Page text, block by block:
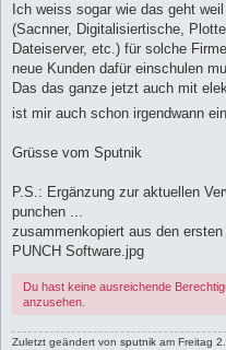
Ich weiss sogar wie das geht
(Sacnner, Digitalisiertische,
Dateiserver, etc.) für solche
neue Kunden dafür einschulen
Das das ganze jetzt auch mit
ist mir auch schon irgendwann
Grüsse vom Sputnik
P.S.: Ergänzung zur aktuellen
punchen ...
zusammenkopiert aus den
PUNCH Software.jpg
Du hast keine ausreichende
anzusehen.
Zuletzt geändert von sputnik am Freitag